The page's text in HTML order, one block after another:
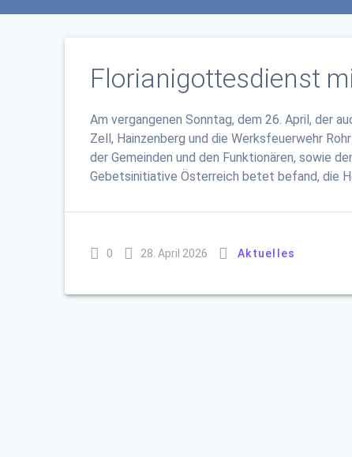
Florianigottesdienst
Am vergangenen Sonntag, dem 26. April, der
Zell, Hainzenberg und die Werksfeuerwehr
der Gemeinden und den Funktionären, sowie
Gebetsinitiative Österreich betet befand, die
0 28. April 2026 Aktuelles